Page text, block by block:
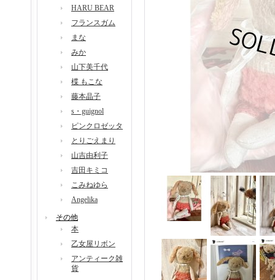
HARU BEAR
フランスガム
まな
みか
山下美千代
楪 もこな
藤本晶子
s・guignol
ピンクロゼッタ
とりごえまり
山吉由利子
吉田キミコ
こみねゆら
Angelika
その他
本
乙女屋リボン
アンティーク雑
貨